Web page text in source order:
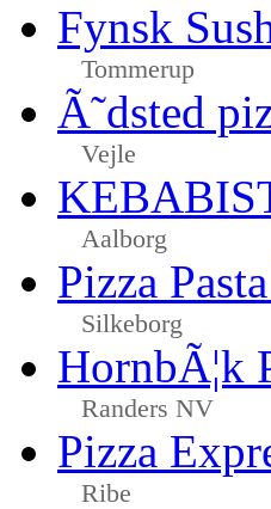
Fynsk
Tommerup
Ã˜dsted
Vejle
Aalborg
Pizza
Silkeborg
HornbÃ¦k
Randers NV
Pizza
Ribe